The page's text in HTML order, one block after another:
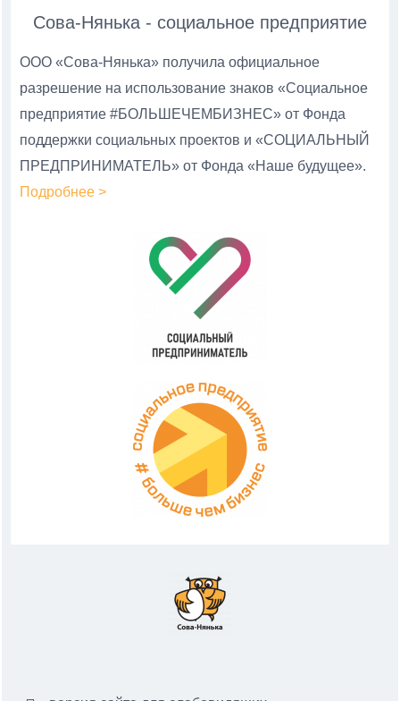
Сова-Нянька - социальное предприятие
ООО «Сова-Нянька» получила официальное
разрешение на использование знаков «Социальное
предприятие #БОЛЬШЕЧЕМБИЗНЕС» от Фонда
поддержки социальных проектов и «СОЦИАЛЬНЫЙ
ПРЕДПРИНИМАТЕЛЬ» от Фонда «Наше будущее».
Подробнее >